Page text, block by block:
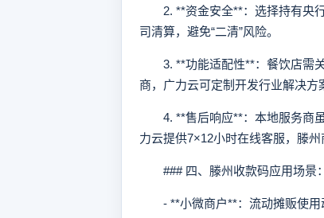
2. **资金安全**：选择持有央行
司清算，避免“二清”风险。
3. **功能适配性**：餐饮店需关
商，广力云可定制开发行业解决方
4. **售后响应**：本地服务商虽
力云提供7×12小时在线客服，滕州
### 四、滕州收款码应用场景
- **小微商户**：流动摊贩使用